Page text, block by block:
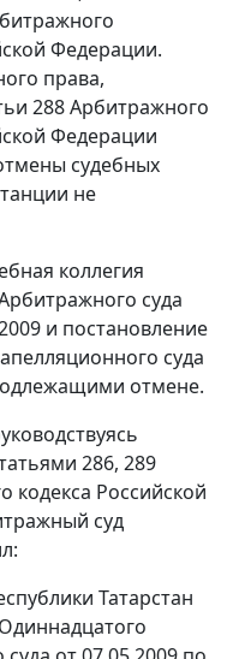
Федерации.
права,
288Арбитражного
Федерации
судебных
не
коллегия
суда
и постановление
суда
отмене.
286, 289
кодекса Российской
суд
Татарстан
Одиннадцатого